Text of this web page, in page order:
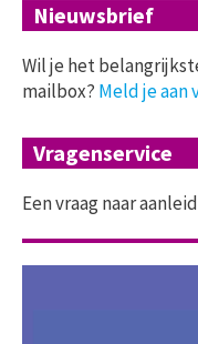
Nieuwsbrief
Wil je het
mailbox? Meld je aan
Vragenservice
Een vraag naar